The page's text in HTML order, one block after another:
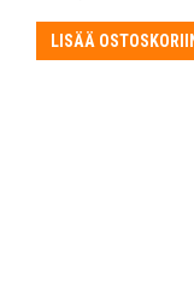
LISÄÄ